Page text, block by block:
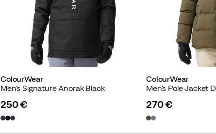
ColourWear
Men's Signature Anorak Black
price
250 €
ColourWear
Men's Pole Jacket
price
270 €